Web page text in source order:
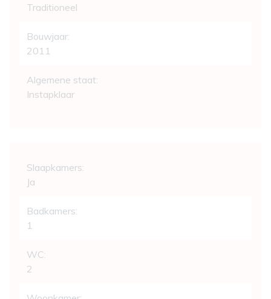
Traditioneel
Bouwjaar:
2011
Algemene staat:
Instapklaar
Slaapkamers:
Ja
Badkamers:
1
WC:
2